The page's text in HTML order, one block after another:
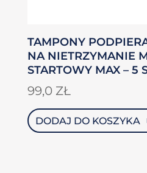
TAMPONY
NA NIETRZYMANIE
STARTOWY MAX – 5
99,0 ZŁ
DODAJ DO KOSZYKA